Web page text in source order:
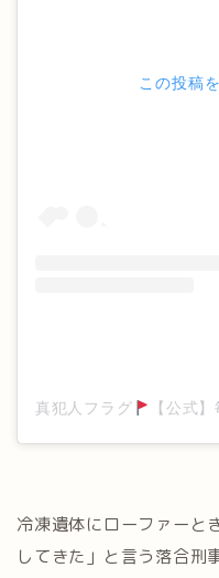
この投稿
真犯人フラグ 【公式】毎週
冷凍遺体にローファーと
してきた」と言う落合刑